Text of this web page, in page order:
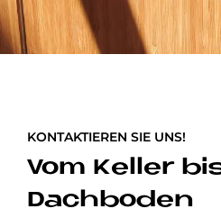
KONTAKTIEREN SIE UNS!
Vom Keller
Dachboden